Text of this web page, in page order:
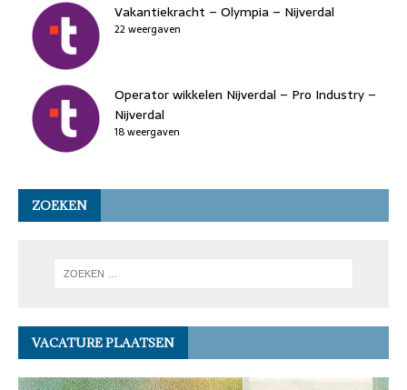
Vakantiekracht – Olympia – Nijverdal
22 weergaven
Operator wikkelen Nijverdal – Pro Industry –
Nijverdal
18 weergaven
ZOEKEN
VACATURE PLAATSEN